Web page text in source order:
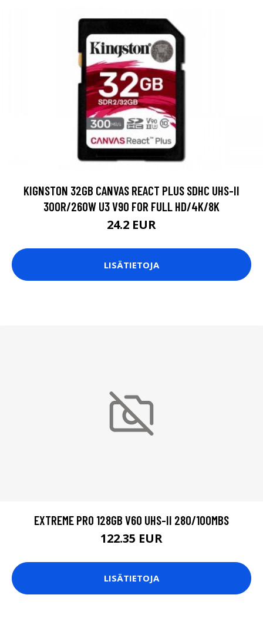
KIGNSTON 32GB CANVAS REACT PLUS SDHC UHS-II
300R/260W U3 V90 FOR FULL HD/4K/8K
24.2 EUR
LISÄTIETOJA
EXTREME PRO 128GB V60 UHS-II 280/100MBS
122.35 EUR
LISÄTIETOJA